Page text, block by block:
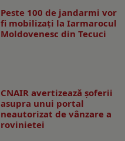
Peste 100 de jandarmi vor
fi mobilizați la Iarmarocul
Moldovenesc din Tecuci
CNAIR avertizează șoferii
asupra unui portal
neautorizat de vânzare a
rovinietei